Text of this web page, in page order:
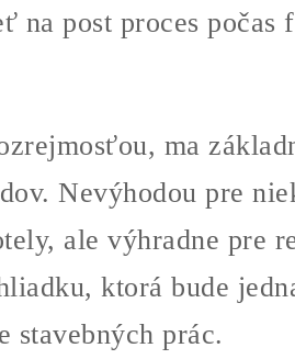
na post proces
ma
Nevýhodou pre
ale výhradne pre
ktorá bude
stavebných prác.